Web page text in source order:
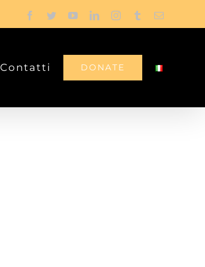
Facebook
TwitterYouTubeLinkedInInstagram
TumblrEmail
Contatti DONATE